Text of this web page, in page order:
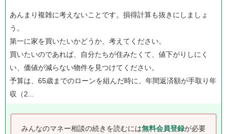
あんまり複雑に考えないことです。損得計算も抜きにしましょ
う。
第一に家を買いたいかどうか、考えてください。
買いたいのであれば、自分たちが住みたくて、値下がりしにく
い、価値が減らない物件を見つけてください。
予算は、65歳までのローンを組んだ時に、年間返済額が手取り年
収（2...
みんなのマネー相談の続きを読むには無料会員登録が必要